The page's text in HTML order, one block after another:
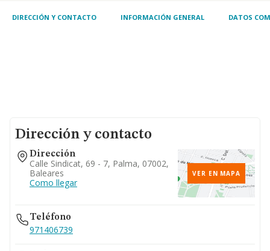
DIRECCIÓN Y CONTACTO INFORMACIÓN GENERAL DATOS
Dirección y contacto
Dirección
Calle Sindicat, 69 - 7, Palma, 07002,
Baleares
Como llegar
VER EN MAPA
Teléfono
971406739